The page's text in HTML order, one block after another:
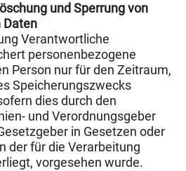
und Sperrung von
Daten
Verantwortliche
personenbezogene
Person nur für den Zeitraum,
Speicherungszwecks
dies durch den
und Verordnungsgeber
in Gesetzen oder
der für die Verarbeitung
vorgesehen wurde.